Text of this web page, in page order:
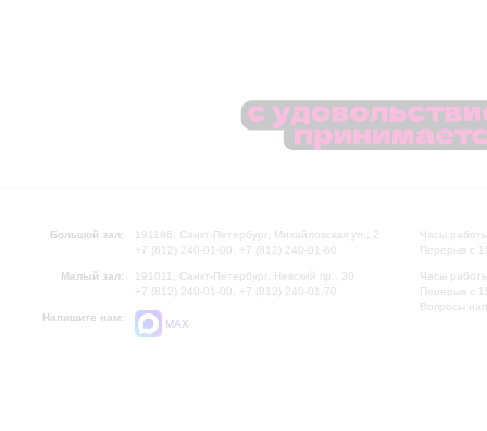
Большой зал:
191186, Санкт-Петербург, Михайловская ул., 2
+7 (812) 240-01-00, +7 (812) 240-01-80
Малый зал:
191011, Санкт-Петербург, Невский пр., 30
+7 (812) 240-01-00, +7 (812) 240-01-70
Напишите нам:
MAX
Часы
Перерыв с
Часы
Перерыв с
Вопросы